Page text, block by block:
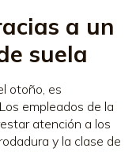
a un
suela
otoño, es
empleados de la
atención a los
y la clase de